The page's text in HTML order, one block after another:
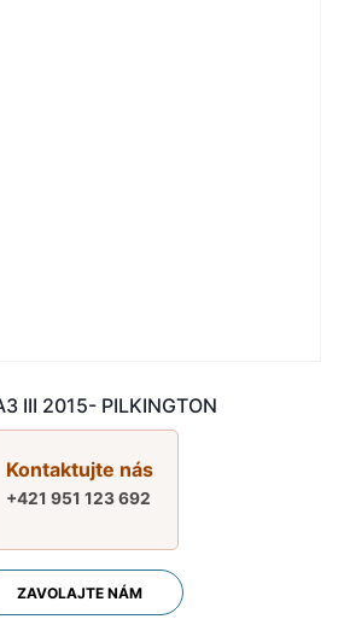
III 2015- PILKINGTON
Kontaktujte nás
+421 951 123 692
ZAVOLAJTE NÁM